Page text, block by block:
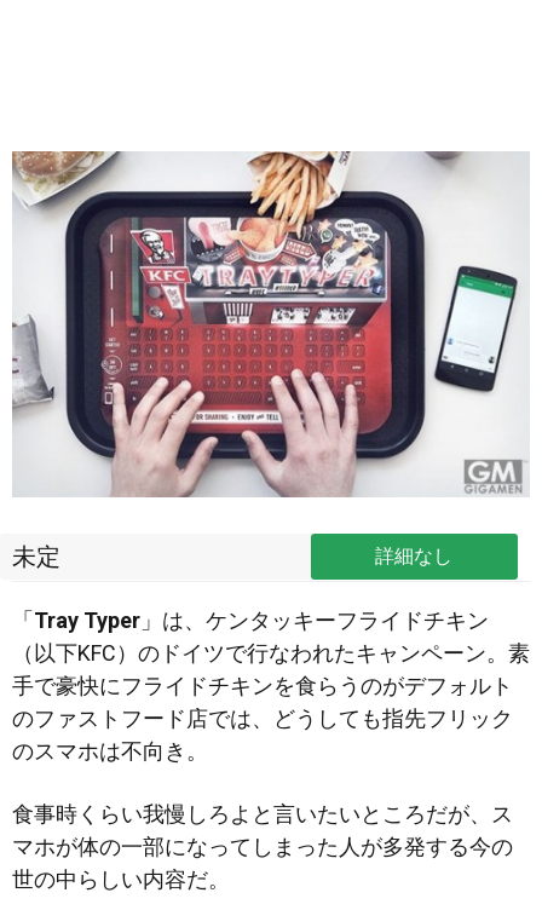
未定 詳細なし
「Tray Typer 」は、ケンタッキーフライドチキン
（以下KFC）のドイツで行なわれたキャンペーン。素
手で豪快にフライドチキンを食らうのがデフォルト
のファストフード店では、どうしても指先フリック
のスマホは不向き。
食事時くらい我慢しろよと言いたいところだが、ス
マホが体の一部になってしまった人が多発する今の
世の中らしい内容だ。